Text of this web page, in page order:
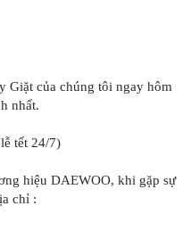
Giặt của chúng tôi ngay hôm
nhất.
tết 24/7)
hiệu DAEWOO, khi gặp sự
chỉ :